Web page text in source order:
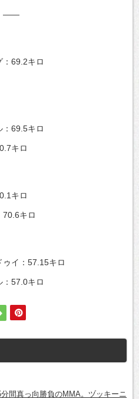
――
：69.2キロ
：69.5キロ
キロ
キロ
70.6キロ
イ：57.15キロ
：57.0キロ
分間真っ向勝負のMMA。ヅッキーニ